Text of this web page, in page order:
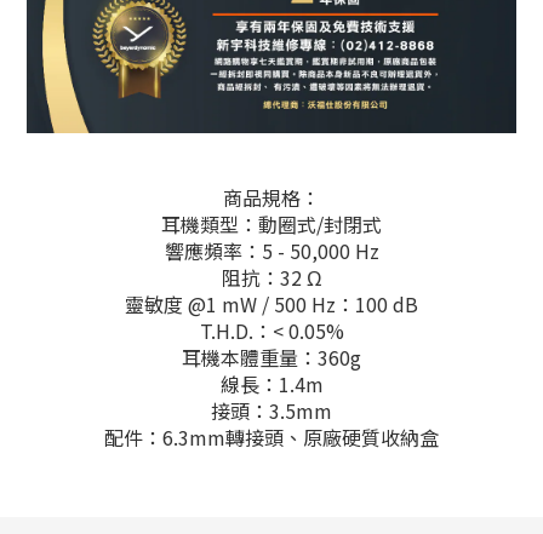
商品規格：
耳機類型：動圈式/封閉式
響應頻率：5 - 50,000 Hz
阻抗：32 Ω
靈敏度 @1 mW / 500 Hz：100 dB
T.H.D.：< 0.05%
耳機本體重量：360g
線長：1.4m
接頭：3.5mm
配件：6.3mm轉接頭、原廠硬質收納盒